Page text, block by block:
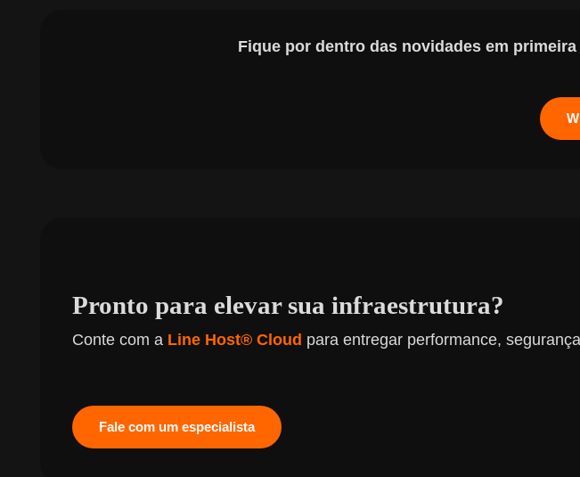
Fique por dentro das novidades em
Pronto para elevar sua infraestrutura?
Conte com a Line Host® Cloud para entregar performance,
Fale com um especialista